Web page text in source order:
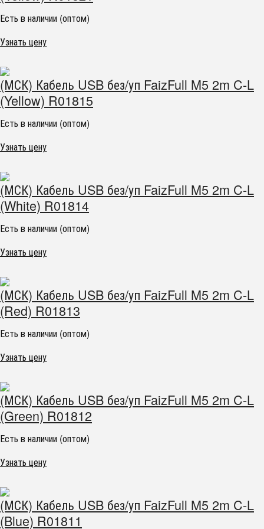
Есть в наличии (оптом)
Узнать цену
(МСК) Кабель USB без/уп FaizFull M5 2m C-L
(Yellow) R01815
Есть в наличии (оптом)
Узнать цену
(МСК) Кабель USB без/уп FaizFull M5 2m C-L
(White) R01814
Есть в наличии (оптом)
Узнать цену
(МСК) Кабель USB без/уп FaizFull M5 2m C-L
(Red) R01813
Есть в наличии (оптом)
Узнать цену
(МСК) Кабель USB без/уп FaizFull M5 2m C-L
(Green) R01812
Есть в наличии (оптом)
Узнать цену
(МСК) Кабель USB без/уп FaizFull M5 2m C-L
(Blue) R01811